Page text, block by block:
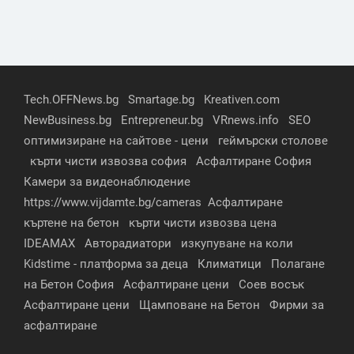
Tech.OFFNews.bg Smartage.bg
Kreativen.com
NewBusiness.bg
Entrepreneur.bg VRnews.info
SEO
оптимизиране на сайтове - цени
геймърски столове
кърти чисти извозва софия
Асфалтиране София
Камери за видеонаблюдение
https://www.vijdamte.bg/cameras Асфалтиране
къртене на бетон
кърти чисти извозва цена
IDEAMAX
Авторадиатори
изкупуване на коли
Kidstime - платформа за деца
Климатици
Полагане
на Бетон София
Асфалтиране цени
Соев восък
Асфалтиране цени
Щамповане на Бетон
Фирми за
асфалтиране